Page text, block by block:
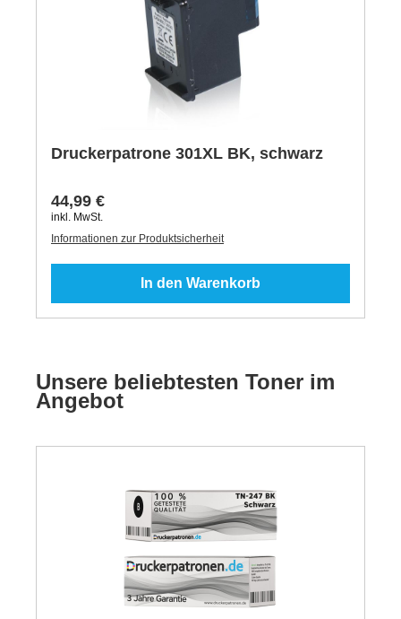
Druckerpatrone 301XL BK, schwarz
44,99 €
inkl. MwSt.
Informationen zur Produktsicherheit
In den Warenkorb
Unsere beliebtesten Toner im
Angebot